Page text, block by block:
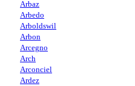
Arbaz
Arbedo
Arboldswil
Arbon
Arcegno
Arch
Arconciel
Ardez